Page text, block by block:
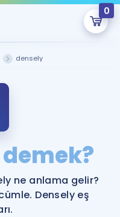
0
Boş.
onlarca eğitim seni
densely
ne anlama gelir?
Densely eş